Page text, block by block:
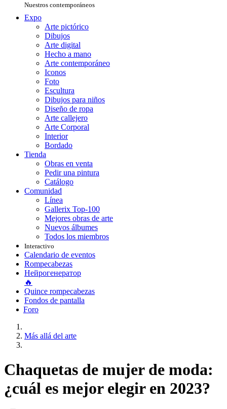
Nuestros contemporáneos
Expo
Arte pictórico
Dibujos
Arte digital
Hecho a mano
Arte contemporáneo
Iconos
Foto
Escultura
Dibujos para niños
Diseño de ropa
Arte callejero
Arte Corporal
Interior
Bordado
Tienda
Obras en venta
Pedir una pintura
Catálogo
Comunidad
Línea
Gallerix Top-100
Mejores obras de arte
Nuevos álbumes
Todos los miembros
Interactivo
Calendario de eventos
Rompecabezas
Нейрогенератор
🔥
Quince rompecabezas
Fondos de pantalla
Foro
Más allá del arte
Chaquetas de mujer de moda:
¿cuál es mejor elegir en 2023?